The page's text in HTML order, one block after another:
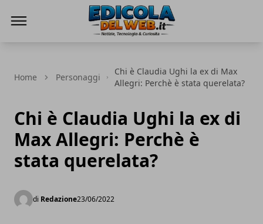
Home Personaggi
Chi è Claudia Ughi la ex di Max
Allegri: Perchè è stata querelata?
Chi è Claudia Ughi la ex di
Max Allegri: Perchè è
stata querelata?
di Redazione23/06/2022